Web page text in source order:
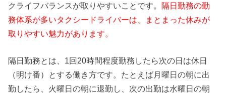
クライフバランスが取りやすいことです。 隔日勤務の勤
務体系が多いタクシードライバーは、まとまった休みが
取りやすい魅力があります。
隔日勤務とは、1回20時間程度勤務したら次の日は休日
（明け番）とする働き方です。たとえば月曜日の朝に出
勤したら、火曜日の朝に退勤し、次の出勤は水曜日の朝